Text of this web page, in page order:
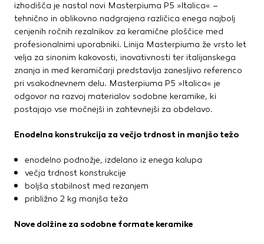
izhodišča je nastal novi Masterpiuma P5 »Italica« –
tehnično in oblikovno nadgrajena različica enega najbolj
cenjenih ročnih rezalnikov za keramične ploščice med
profesionalnimi uporabniki. Linija Masterpiuma že vrsto let
velja za sinonim kakovosti, inovativnosti ter italijanskega
znanja in med keramičarji predstavlja zanesljivo referenco
pri vsakodnevnem delu. Masterpiuma P5 »Italica« je
odgovor na razvoj materialov sodobne keramike, ki
postajajo vse močnejši in zahtevnejši za obdelavo.
Enodelna konstrukcija za večjo trdnost in manjšo težo
enodelno podnožje, izdelano iz enega kalupa
večja trdnost konstrukcije
boljša stabilnost med rezanjem
približno 2 kg manjša teža
Nove dolžine za sodobne formate keramike